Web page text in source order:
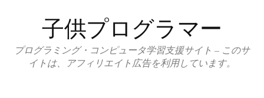
ン
子供プログラマー
プログラミング・コンピュータ学習支援サイト – このサ
イトは、アフィリエイト広告を利用しています。